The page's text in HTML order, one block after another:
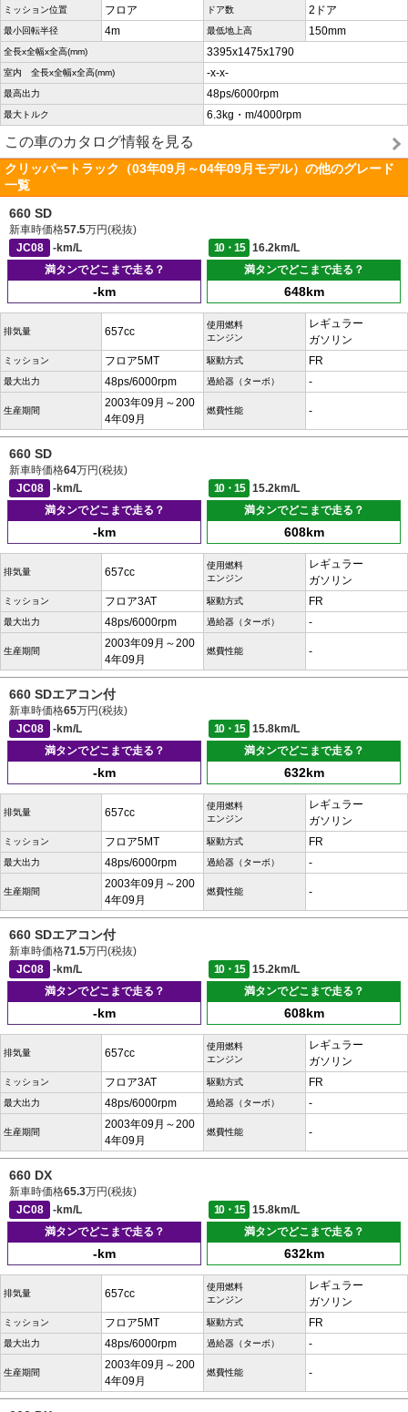
ミッション位置 フロア ドア数 2ドア
最小回転半径 4m 最低地上高 150mm
全長x全幅x全高(mm) 3395x1475x1790
室内 全長x全幅x全高(mm) -x-x-
最高出力 48ps/6000rpm
最大トルク 6.3kg・m/4000rpm
この車のカタログ情報を見る
クリッパートラック（03年09月～04年09月モデル）の他のグレード
一覧
660 SD
新車時価格57.5万円(税抜)
JC08
-km/L 10・15
16.2km/L
満タンでどこまで走る？
-km
満タンでどこまで走る？
648km
排気量 657cc
使用燃料
エンジン
レギュラー
ガソリン
ミッション フロア5MT 駆動方式 FR
最大出力 48ps/6000rpm 過給器（ターボ） -
生産期間
2003年09月～200
4年09月
燃費性能 -
660 SD
新車時価格64万円(税抜)
JC08
-km/L 10・15
15.2km/L
満タンでどこまで走る？
-km
満タンでどこまで走る？
608km
排気量 657cc
使用燃料
エンジン
レギュラー
ガソリン
ミッション フロア3AT 駆動方式 FR
最大出力 48ps/6000rpm 過給器（ターボ） -
生産期間
2003年09月～200
4年09月
燃費性能 -
660 SDエアコン付
新車時価格65万円(税抜)
JC08
-km/L 10・15
15.8km/L
満タンでどこまで走る？
-km
満タンでどこまで走る？
632km
排気量 657cc
使用燃料
エンジン
レギュラー
ガソリン
ミッション フロア5MT 駆動方式 FR
最大出力 48ps/6000rpm 過給器（ターボ） -
生産期間
2003年09月～200
4年09月
燃費性能 -
660 SDエアコン付
新車時価格71.5万円(税抜)
JC08
-km/L 10・15
15.2km/L
満タンでどこまで走る？
-km
満タンでどこまで走る？
608km
排気量 657cc
使用燃料
エンジン
レギュラー
ガソリン
ミッション フロア3AT 駆動方式 FR
最大出力 48ps/6000rpm 過給器（ターボ） -
生産期間
2003年09月～200
4年09月
燃費性能 -
660 DX
新車時価格65.3万円(税抜)
JC08
-km/L 10・15
15.8km/L
満タンでどこまで走る？
-km
満タンでどこまで走る？
632km
排気量 657cc
使用燃料
エンジン
レギュラー
ガソリン
ミッション フロア5MT 駆動方式 FR
最大出力 48ps/6000rpm 過給器（ターボ） -
生産期間
2003年09月～200
4年09月
燃費性能 -